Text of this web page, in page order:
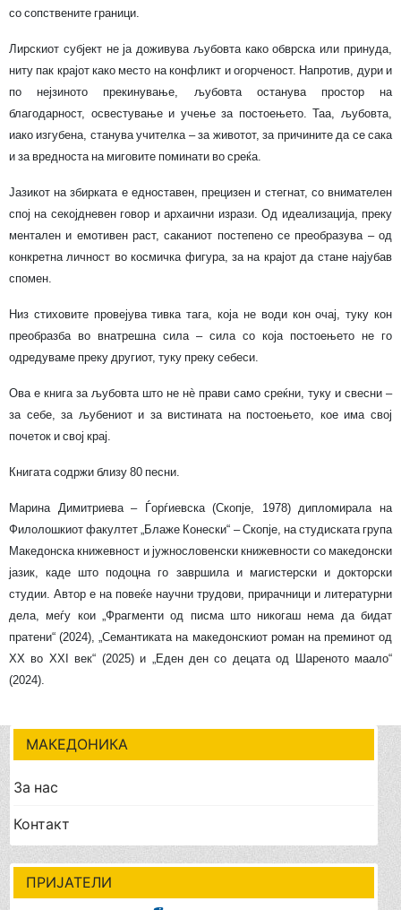
со сопствените граници.
Лирскиот субјект не ја доживува љубовта како обврска или принуда,
ниту пак крајот како место на конфликт и огорченост. Напротив, дури и
по нејзиното прекинување, љубовта останува простор на
благодарност, освестување и учење за постоењето. Таа, љубовта,
иако изгубена, станува учителка – за животот, за причините да се сака
и за вредноста на миговите поминати во среќа.
Јазикот на збирката е едноставен, прецизен и стегнат, со внимателен
спој на секојдневен говор и архаични изрази. Од идеализација, преку
ментален и емотивен раст, саканиот постепено се преобразува – од
конкретна личност во космичка фигура, за на крајот да стане најубав
спомен.
Низ стиховите провејува тивка тага, која не води кон очај, туку кон
преобразба во внатрешна сила – сила со која постоењето не го
одредуваме преку другиот, туку преку себеси.
Ова е книга за љубовта што не нè прави само среќни, туку и свесни –
за себе, за љубениот и за вистината на постоењето, кое има свој
почеток и свој крај.
Книгата содржи близу 80 песни.
Марина Димитриева – Ѓорѓиевска (Скопје, 1978) дипломирала на
Филолошкиот факултет „Блаже Конески“ – Скопје, на студиската група
Македонска книжевност и јужнословенски книжевности со македонски
јазик, каде што подоцна го завршила и магистерски и докторски
студии. Автор е на повеќе научни трудови, прирачници и литературни
дела, меѓу кои „Фрагменти од писма што никогаш нема да бидат
пратени“ (2024), „Семантиката на македонскиот роман на преминот од
ХХ во ХХI век“ (2025) и „Еден ден со децата од Шареното маало“
(2024).
МАКЕДОНИКА
За нас
Контакт
ПРИЈАТЕЛИ